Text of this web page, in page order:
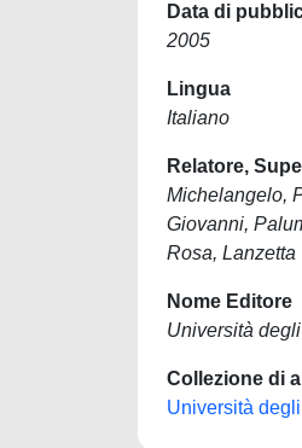
Data di
2005
Lingua
Italiano
Relatore,
Michelangelo,
Giovanni,
Rosa, Lanzetta
Nome Editore
Università
Collezione di
Università